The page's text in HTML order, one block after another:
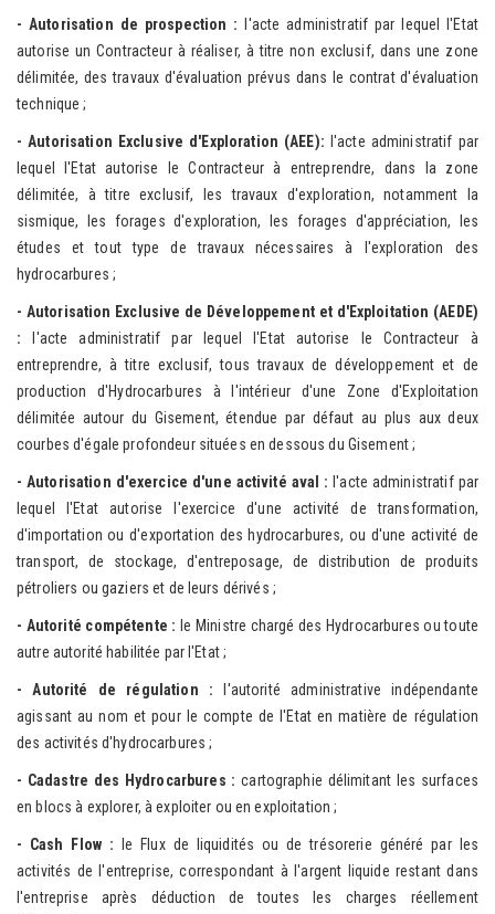
- Autorisation de prospection :
l'acte administratif par lequel l'Etat
autorise un Contracteur à réaliser, à titre non exclusif, dans une zone
délimitée, des travaux d'évaluation prévus dans le contrat d'évaluation
technique ;
- Autorisation Exclusive d'Exploration (AEE): l'acte administratif par
lequel l'Etat autorise le Contracteur à entreprendre, dans la zone
délimitée, à titre exclusif, les travaux d'exploration, notamment la
sismique, les forages d'exploration, les forages d'appréciation, les
études et tout type de travaux nécessaires à l'exploration des
hydrocarbures ;
- Autorisation Exclusive de Développement et d'Exploitation (AEDE)
:
l'acte administratif par lequel l'Etat autorise le Contracteur à
entreprendre, à titre exclusif, tous travaux de développement et de
production d'Hydrocarbures à l'intérieur d'une Zone d'Exploitation
délimitée autour du Gisement, étendue par défaut au plus aux deux
courbes d'égale profondeur situées en dessous du Gisement ;
- Autorisation d 'exercice d'une activité aval : l'acte administratif par
lequel l'Etat autorise l'exercice d'une activité de transformation,
d'importation ou d'exportation des hydrocarbures, ou d'une activité de
transport, de stockage, d'entreposage, de distribution de produits
pétroliers ou gaziers et de leurs dérivés ;
- Autorité compétente : le Ministre chargé des Hydrocarbures ou toute
autre autorité habilitée par l'Etat ;
- Autorité de régulation :
l'autorité administrative indépendante
agissant au nom et pour le compte de l'Etat en matière de régulation
des activités d'hydrocarbures ;
- Cadastre des Hydrocarbures :cartographie délimitant les surfaces
en blocs à explorer, à exploiter ou en exploitation ;
- Cas h Flow :
le Flux de liquidités ou de trésorerie généré par les
activités de l'entreprise, correspondant à l'argent liquide restant dans
l'entreprise après déduction de toutes les charges réellement